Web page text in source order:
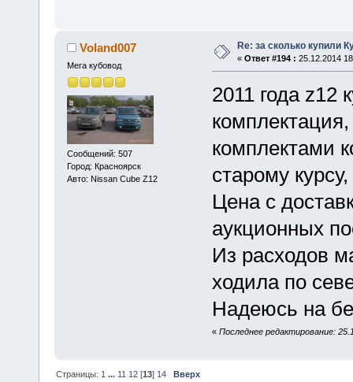
Voland007
Мега кубовод
Сообщений: 507
Город: Красноярск
Авто: Nissan Cube Z12
Re: за сколько купили
« Ответ #194 : 25.12.2014
2011 года z12
комплектами
старому
Цена с
аукционных
Из расходов
ходила по
Надеюсь на
« Последнее редактирование:
Страницы: 1 ... 11 12 [13] 14 Вверх